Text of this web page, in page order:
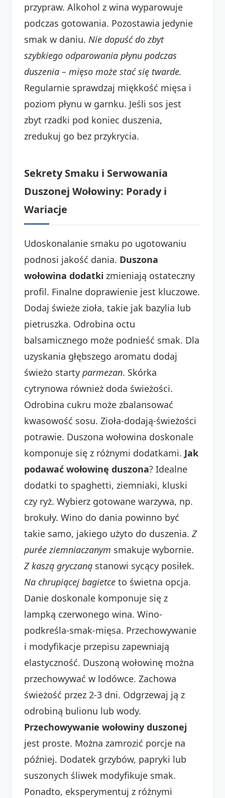
przypraw. Alkohol z wina wyparowuje
podczas gotowania. Pozostawia jedynie
smak w daniu. Nie dopuść do zbyt
szybkiego odparowania płynu podczas
duszenia – mięso może stać się twarde.
Regularnie sprawdzaj miękkość mięsa i
poziom płynu w garnku. Jeśli sos jest
zbyt rzadki pod koniec duszenia,
zredukuj go bez przykrycia.
Sekrety Smaku i Serwowania
Duszonej Wołowiny: Porady i
Wariacje
Udoskonalanie smaku po ugotowaniu
podnosi jakość dania. Duszona
wołowina dodatki zmieniają ostateczny
profil. Finalne doprawienie jest kluczowe.
Dodaj świeże zioła, takie jak bazylia lub
pietruszka. Odrobina octu
balsamicznego może podnieść smak. Dla
uzyskania głębszego aromatu dodaj
świeżo starty parmezan. Skórka
cytrynowa również doda świeżości.
Odrobina cukru może zbalansować
kwasowość sosu. Zioła-dodają-świeżości
potrawie. Duszona wołowina doskonale
komponuje się z różnymi dodatkami. Jak
podawać wołowinę duszona? Idealne
dodatki to spaghetti, ziemniaki, kluski
czy ryż. Wybierz gotowane warzywa, np.
brokuły. Wino do dania powinno być
takie samo, jakiego użyto do duszenia. Z
purée ziemniaczanym smakuje wybornie.
Z kaszą gryczaną stanowi sycący posiłek.
Na chrupiącej bagietce to świetna opcja.
Danie doskonale komponuje się z
lampką czerwonego wina. Wino-
podkreśla-smak-mięsa. Przechowywanie
i modyfikacje przepisu zapewniają
elastyczność. Duszoną wołowinę można
przechowywać w lodówce. Zachowa
świeżość przez 2-3 dni. Odgrzewaj ją z
odrobiną bulionu lub wody.
Przechowywanie wołowiny duszonej
jest proste. Można zamrozić porcje na
później. Dodatek grzybów, papryki lub
suszonych śliwek modyfikuje smak.
Ponadto, eksperymentuj z różnymi